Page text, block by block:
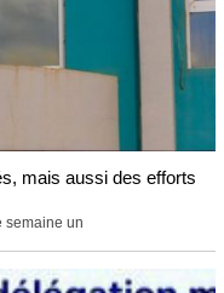
mais aussi des efforts
semaine un